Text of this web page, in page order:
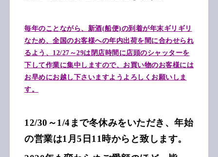
毎年のことながら、新酒(船便)の到着が年末ギリギリ
なため、全国のお客様への年内出荷を間に合わせられ
るよう、12/27～29は閉店時間に店頭のシャッターを
下して作業に集中しますので、お買い物のお客様には
お早めにお越し下さいますようよろしくお願いしま
す。
12/30～1/4まで冬休みをいただき、年始
の営業は1月5日11時からと致します。